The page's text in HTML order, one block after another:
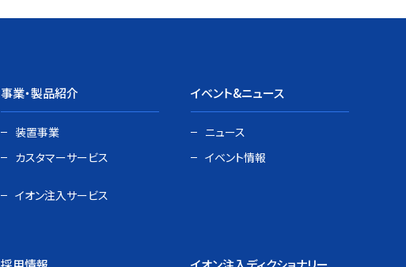
事業・製品紹介
装置事業
カスタマーサービス
イオン注入サービス
イベント&ニュース
ニュース
イベント情報